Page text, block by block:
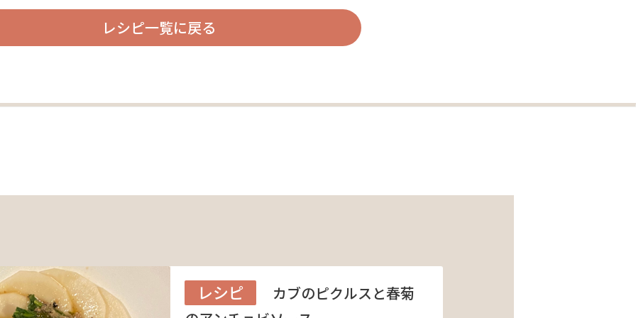
レシピ一覧に戻る
レシピ
カブのピクルスと春菊